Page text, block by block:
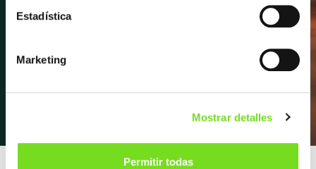
Estadística
Marketing
Mostrar detalles
Permitir todas
mucho más.
Apúntate a la newsletter